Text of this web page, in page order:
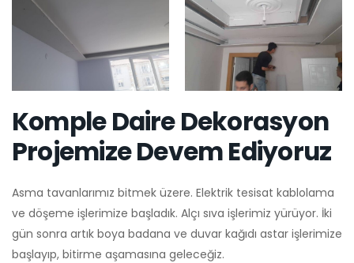
Komple Daire Dekorasyon
Projemize Devem Ediyoruz
Asma tavanlarımız bitmek üzere. Elektrik tesisat kablolama
ve döşeme işlerimize başladık. Alçı sıva işlerimiz yürüyor. İki
gün sonra artık boya badana ve duvar kağıdı astar işlerimize
başlayıp, bitirme aşamasına geleceğiz.